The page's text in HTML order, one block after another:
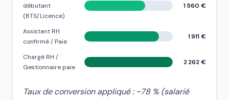
débutant
(BTS/Licence)
1 560 €
Assistant RH
confirmé / Paie
1 911 €
Chargé RH /
Gestionnaire paie
2 262 €
Taux de conversion appliqué : ~78 % (salarié